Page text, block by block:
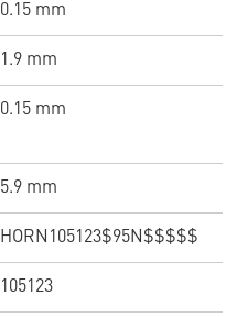
0.15 mm
1.9 mm
0.15 mm
5.9 mm
HORN105123$95N$$$$$
105123